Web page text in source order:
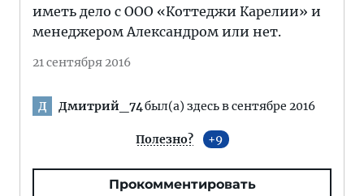
иметь дело с ООО «Коттеджи Карелии» и
менеджером Александром или нет.
21 сентября 2016
Д Дмитрий_74был(а) здесь в сентябре 2016
Полезно? 9
Прокомментировать